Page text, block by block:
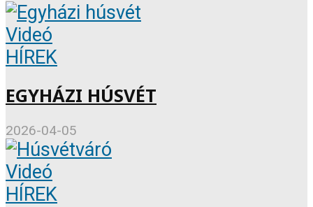
Videó
HÍREK
EGYHÁZI HÚSVÉT
2026-04-05
Videó
HÍREK